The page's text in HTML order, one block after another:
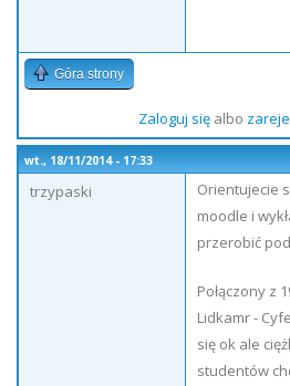
Góra strony
Zaloguj sięalbo
wt., 18/11/2014 - 17:33
trzypaski
Orientujecie
moodle i
przerobić
Połączony z
Lidkamr -
się ok ale
studentów